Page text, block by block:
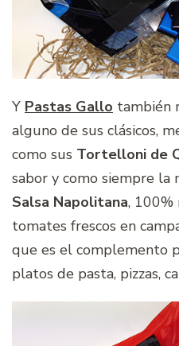
Y Pastas Gallo también
alguno de sus clásicos,
como sus Tortelloni de
sabor y como siempre la
Salsa Napolitana, 100%
tomates frescos en
que es el complemento
platos de pasta, pizzas,